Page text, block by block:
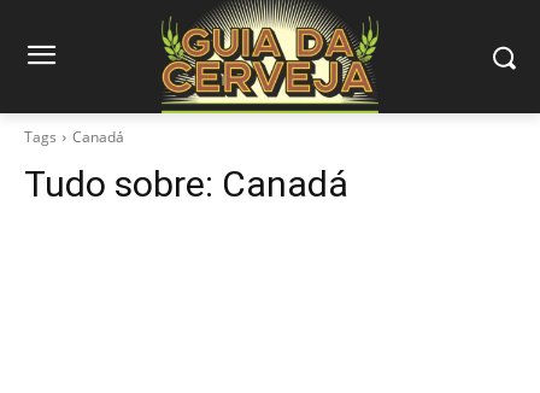
Tags Canadá
Tudo sobre: Canadá